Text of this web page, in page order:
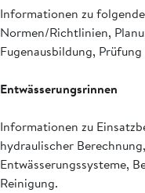
Informationen zu
Normen/Richtlinien,
Fugenausbildung,
Entwässerungsrinnen
Informationen zu
hydraulischer
Entwässerungssysteme,
Reinigung.